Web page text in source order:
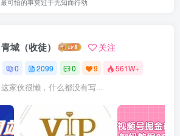
青城（收徒） 关注
0 2099 0 9 561W+
这家伙很懒，什么都没有写...